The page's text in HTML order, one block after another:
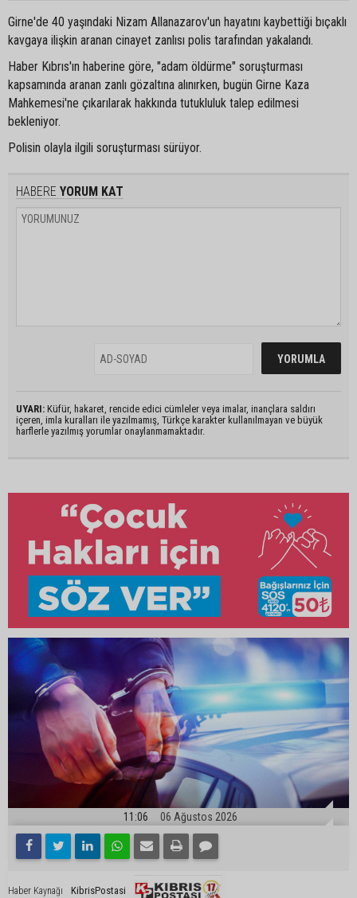
Girne'de 40 yaşındaki Nizam Allanazarov'un hayatını kaybettiği bıçaklı
kavgaya ilişkin aranan cinayet zanlısı polis tarafından yakalandı.
Haber Kıbrıs'ın haberine göre, "adam öldürme" soruşturması
kapsamında aranan zanlı gözaltına alınırken, bugün Girne Kaza
Mahkemesi'ne çıkarılarak hakkında tutukluluk talep edilmesi
bekleniyor.
Polisin olayla ilgili soruşturması sürüyor.
HABERE YORUM KAT
UYARI: Küfür, hakaret, rencide edici cümleler veya imalar, inançlara saldırı
içeren, imla kuralları ile yazılmamış, Türkçe karakter kullanılmayan ve büyük
harflerle yazılmış yorumlar onaylanmamaktadır.
11:06 06 Ağustos 2026
Haber Kaynağı KibrisPostasi